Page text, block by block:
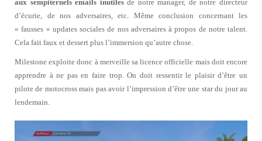
aux sempiternels emails inutilesde notre manager, de notre directeur
d’écurie, de nos adversaires, etc. Même conclusion concernant les
« fausses » updates sociales de nos adversaires à propos de notre talent.
Cela fait faux et dessert plus l’immersion qu’autre chose.
Milestone exploite donc à merveille sa licence officielle mais doit encore
apprendre à ne pas en faire trop. On doit ressentir le plaisir d’être un
pilote de motocross mais pas avoir l’impression d’être une star du jour au
lendemain.